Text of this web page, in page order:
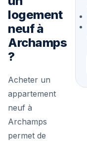
logement
neuf à
Archamps
?
Acheter un
appartement
neuf à
Archamps
permet de